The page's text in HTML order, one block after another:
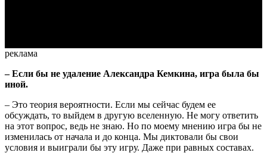
реклама
– Если бы не удаление Александра Кемкина, игра была бы
иной.
– Это теория вероятности. Если мы сейчас будем ее
обсуждать, то выйдем в другую вселенную. Не могу ответить
на этот вопрос, ведь не знаю. Но по моему мнению игра бы не
изменилась от начала и до конца. Мы диктовали бы свои
условия и выиграли бы эту игру. Даже при равных составах.